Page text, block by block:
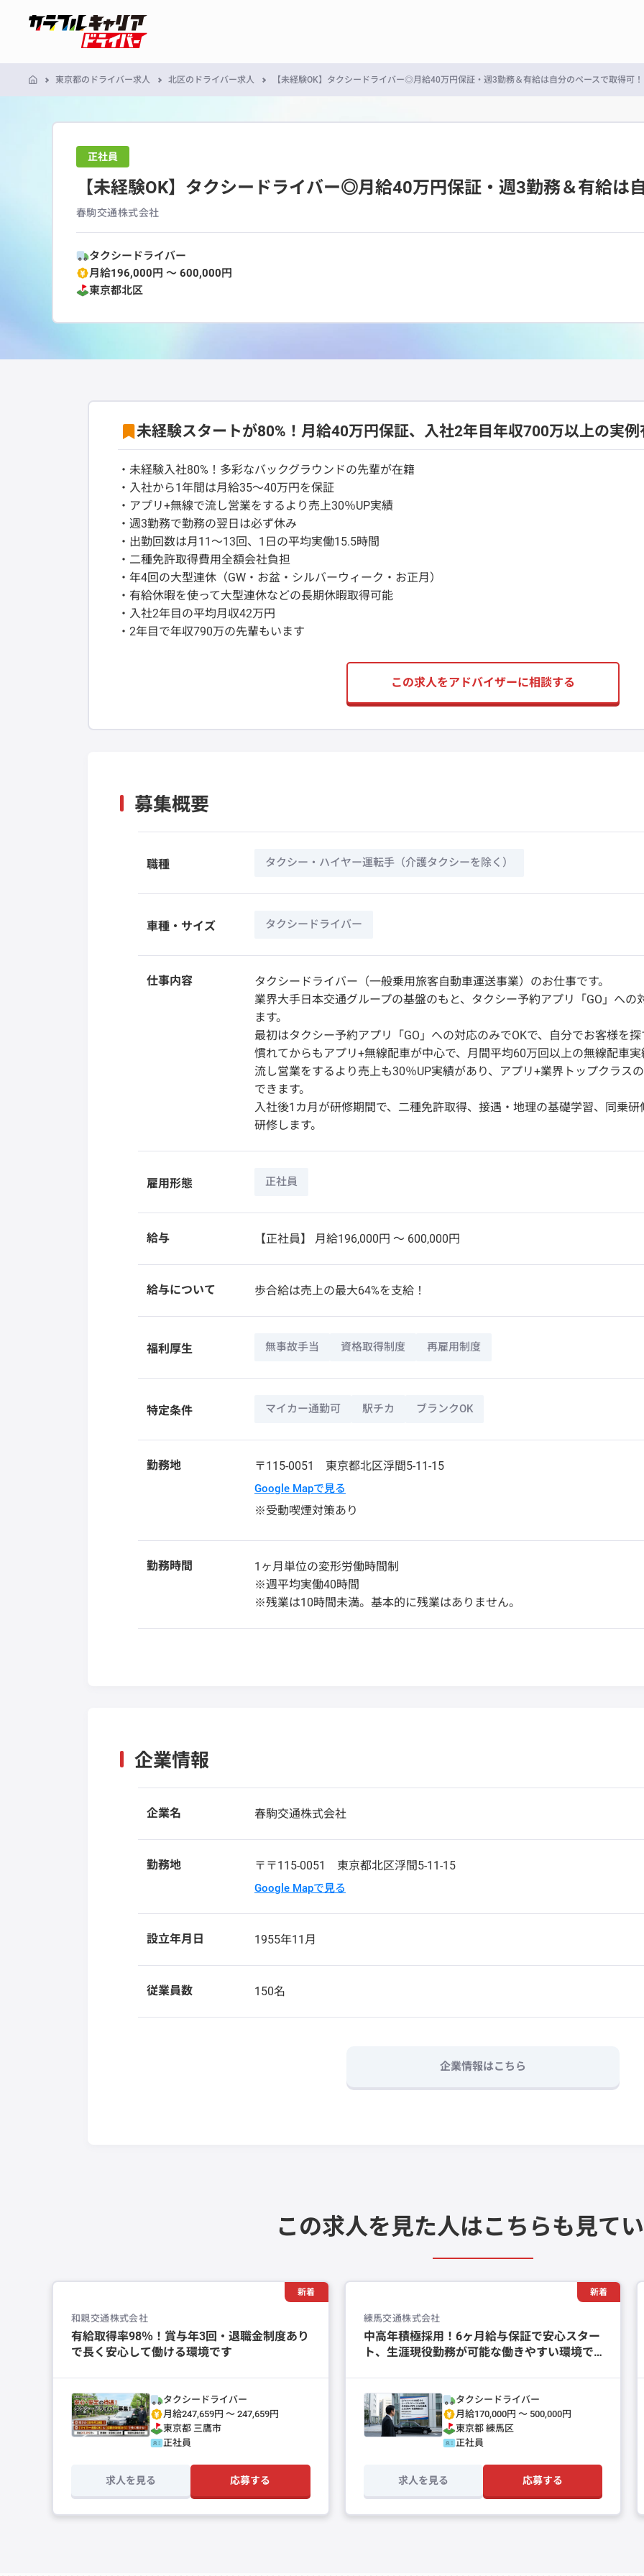
東京都のドライバー求人 北区のドライバー求人 【未経験OK】タクシードライバー◎月給40万円保証・週3勤務＆有給は自分のペースで取得可！
正社員
【未経験OK】タクシードライバー◎月給40万円保証・週3勤務＆有給は
春駒交通株式会社
タクシードライバー
月給196,000円 〜 600,000円
東京都北区
未経験スタートが80%！月給40万円保証、入社2年目年収700万以上の実例
・未経験入社80%！多彩なバックグラウンドの先輩が在籍
・入社から1年間は月給35～40万円を保証
・アプリ+無線で流し営業をするより売上30％UP実績
・週3勤務で勤務の翌日は必ず休み
・出勤回数は月11～13回、1日の平均実働15.5時間
・二種免許取得費用全額会社負担
・年4回の大型連休（GW・お盆・シルバーウィーク・お正月）
・有給休暇を使って大型連休などの長期休暇取得可能
・入社2年目の平均月収42万円
・2年目で年収790万の先輩もいます
この求人をアドバイザーに相談する
募集概要
職種 タクシー・ハイヤー運転手（介護タクシーを除く）
車種・サイズ タクシードライバー
仕事内容
タクシードライバー（一般乗用旅客自動車運送事業）のお仕事です。
業界大手日本交通グループの基盤のもと、タクシー予約アプリ「GO」へ
ます。
最初はタクシー予約アプリ「GO」への対応のみでOKで、自分でお客様を
慣れてからもアプリ+無線配車が中心で、月間平均60万回以上の無線配車
流し営業をするより売上も30％UP実績があり、アプリ+業界トップクラス
できます。
入社後1カ月が研修期間で、二種免許取得、接遇・地理の基礎学習、同乗
研修します。
雇用形態 正社員
給与 【正社員】 月給196,000円 〜 600,000円
給与について 歩合給は売上の最大64%を支給！
福利厚生 無事故手当 資格取得制度 再雇用制度
特定条件 マイカー通勤可 駅チカ ブランクOK
勤務地 〒115-0051 東京都北区浮間5-11-15
Google Mapで見る
※受動喫煙対策あり
勤務時間
1ヶ月単位の変形労働時間制
※週平均実働40時間
※残業は10時間未満。基本的に残業はありません。
企業情報
企業名 春駒交通株式会社
勤務地 〒〒115-0051 東京都北区浮間5-11-15
Google Mapで見る
設立年月日 1955年11月
従業員数 150名
企業情報はこちら
この求人を見た人はこちらも見て
新着
和親交通株式会社
有給取得率98％！賞与年3回・退職金制度あり
で長く安心して働ける環境です
タクシードライバー
月給247,659円 〜 247,659円
東京都 三鷹市
正社員
求人を見る 応募する
新着
練馬交通株式会社
中高年積極採用！6ヶ月給与保証で安心スター
ト、生涯現役勤務が可能な働きやすい環境で
タクシードライバー
月給170,000円 〜 500,000円
東京都 練馬区
正社員
求人を見る 応募する